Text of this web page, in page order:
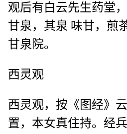
观后有白云先生药堂
甘泉，其泉 味甘，煎
甘泉院。
西灵观
西灵观，按《图经》
置，本女真住持。经